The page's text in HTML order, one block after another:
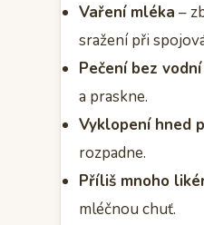
Vaření mléka –
sražení při
Pečení bez
a praskne.
Vyklopení hned
rozpadne.
Příliš mnoho
mléčnou chuť.